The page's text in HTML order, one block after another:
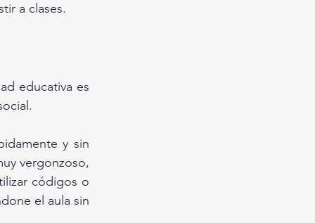
a clases.
educativa es
y sin
vergonzoso,
códigos o
el aula sin